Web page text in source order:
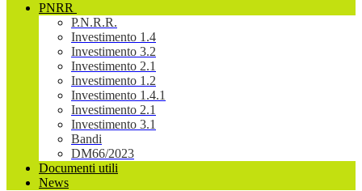
PNRR
P.N.R.R.
Investimento 1.4
Investimento 3.2
Investimento 2.1
Investimento 1.2
Investimento 1.4.1
Investimento 2.1
Investimento 3.1
Bandi
DM66/2023
Documenti utili
News